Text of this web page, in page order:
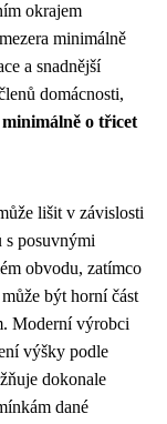
okrajem
minimálně
a snadnější
domácnosti,
o třicet
lišit v závislosti
posuvnými
obvodu, zatímco
být horní část
Moderní výrobci
výšky podle
dokonale
dané